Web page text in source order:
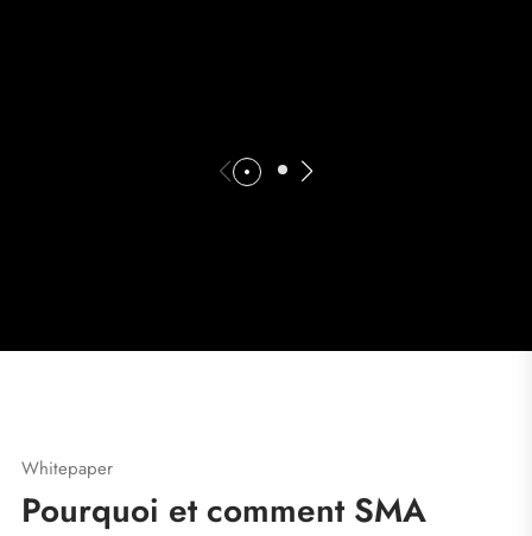
Whitepaper
Pourquoi et comment SMA